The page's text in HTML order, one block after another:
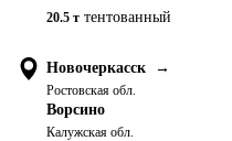
20.5 т тентованный
Новочеркасск →
Ростовская обл.
Ворсино
Калужская обл.